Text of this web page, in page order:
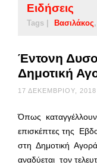
Ειδήσεις
Tags | Βασιλάκος
Έντονη
Δημοτική
17 ΔΕΚΕΜΒΡΊΟΥ, 2018
Όπως
επισκέπτες της
στη Δημοτική
αναδύεται τον